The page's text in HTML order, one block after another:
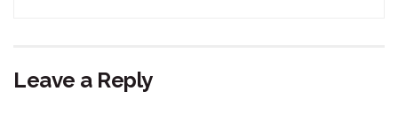
Leave a Reply